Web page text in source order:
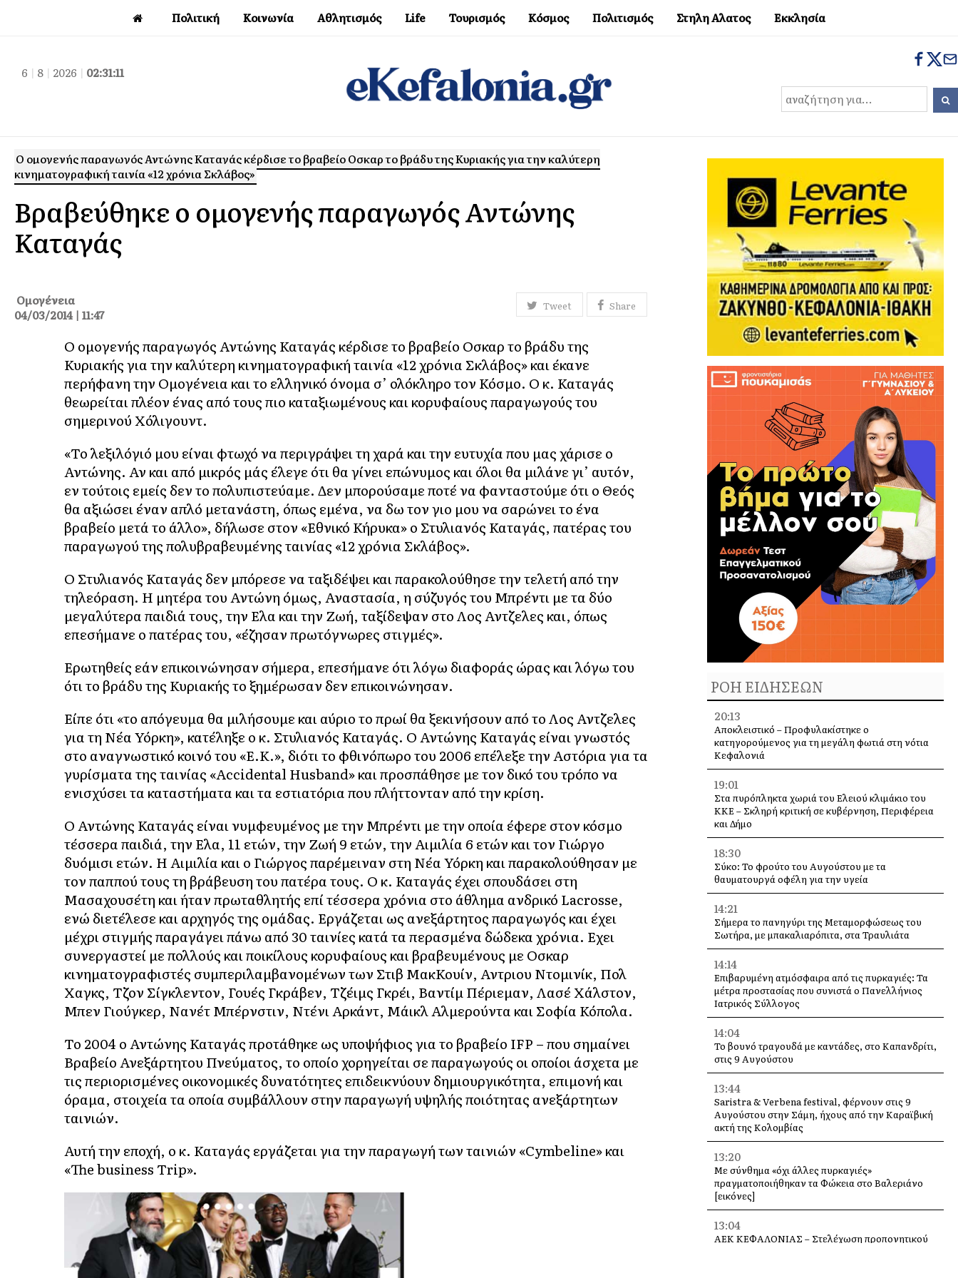
Πολιτική Κοινωνία Αθλητισμός Life Τουρισμός Κόσμος Πολιτισμός Στηλη Αλατος Εκκλησία
6 | 8 | 2026 | 02:31:12
Ο ομογενής παραγωγός Αντώνης Καταγάς κέρδισε το βραβείο Οσκαρ το βράδυ της Κυριακής για την καλύτερη
κινηματογραφική ταινία «12 χρόνια Σκλάβος»
Βραβεύθηκε ο ομογενής παραγωγός Αντώνης
Καταγάς
Tweet Share
Ομογένεια
04/03/2014 | 11:47
Ο ομογενής παραγωγός Αντώνης Καταγάς κέρδισε το βραβείο Οσκαρ το βράδυ της
Κυριακής για την καλύτερη κινηματογραφική ταινία «12 χρόνια Σκλάβος» και έκανε
περήφανη την Ομογένεια και το ελληνικό όνομα σ’ ολόκληρο τον Κόσμο. Ο κ. Καταγάς
θεωρείται πλέον ένας από τους πιο καταξιωμένους και κορυφαίους παραγωγούς του
σημερινού Χόλιγουντ.
«Το λεξιλόγιό μου είναι φτωχό να περιγράψει τη χαρά και την ευτυχία που μας χάρισε ο
Αντώνης. Αν και από μικρός μάς έλεγε ότι θα γίνει επώνυμος και όλοι θα μιλάνε γι’ αυτόν,
εν τούτοις εμείς δεν το πολυπιστεύαμε. Δεν μπορούσαμε ποτέ να φανταστούμε ότι ο Θεός
θα αξιώσει έναν απλό μετανάστη, όπως εμένα, να δω τον γιο μου να σαρώνει το ένα
βραβείο μετά το άλλο», δήλωσε στον «Εθνικό Κήρυκα» ο Στυλιανός Καταγάς, πατέρας του
παραγωγού της πολυβραβευμένης ταινίας «12 χρόνια Σκλάβος».
Ο Στυλιανός Καταγάς δεν μπόρεσε να ταξιδέψει και παρακολούθησε την τελετή από την
τηλεόραση. Η μητέρα του Αντώνη όμως, Αναστασία, η σύζυγός του Μπρέντι με τα δύο
μεγαλύτερα παιδιά τους, την Ελα και την Ζωή, ταξίδεψαν στο Λος Αντζελες και, όπως
επεσήμανε ο πατέρας του, «έζησαν πρωτόγνωρες στιγμές».
Ερωτηθείς εάν επικοινώνησαν σήμερα, επεσήμανε ότι λόγω διαφοράς ώρας και λόγω του
ότι το βράδυ της Κυριακής το ξημέρωσαν δεν επικοινώνησαν.
Είπε ότι «το απόγευμα θα μιλήσουμε και αύριο το πρωί θα ξεκινήσουν από το Λος Αντζελες
για τη Νέα Υόρκη», κατέληξε ο κ. Στυλιανός Καταγάς. Ο Αντώνης Καταγάς είναι γνωστός
στο αναγνωστικό κοινό του «Ε.Κ.», διότι το φθινόπωρο του 2006 επέλεξε την Αστόρια για τα
γυρίσματα της ταινίας «Accidental Husband» και προσπάθησε με τον δικό του τρόπο να
ενισχύσει τα καταστήματα και τα εστιατόρια που πλήττονταν από την κρίση.
Ο Αντώνης Καταγάς είναι νυμφευμένος με την Μπρέντι με την οποία έφερε στον κόσμο
τέσσερα παιδιά, την Ελα, 11 ετών, την Ζωή 9 ετών, την Αιμιλία 6 ετών και τον Γιώργο
δυόμισι ετών. Η Αιμιλία και ο Γιώργος παρέμειναν στη Νέα Υόρκη και παρακολούθησαν με
τον παππού τους τη βράβευση του πατέρα τους. Ο κ. Καταγάς έχει σπουδάσει στη
Μασαχουσέτη και ήταν πρωταθλητής επί τέσσερα χρόνια στο άθλημα ανδρικό Lacrosse,
ενώ διετέλεσε και αρχηγός της ομάδας. Εργάζεται ως ανεξάρτητος παραγωγός και έχει
μέχρι στιγμής παραγάγει πάνω από 30 ταινίες κατά τα περασμένα δώδεκα χρόνια. Εχει
συνεργαστεί με πολλούς και ποικίλους κορυφαίους και βραβευμένους με Οσκαρ
κινηματογραφιστές συμπεριλαμβανομένων των Στιβ ΜακΚουίν, Αντριου Ντομινίκ, Πολ
Χαγκς, Τζον Σίγκλεντον, Γουές Γκράβεν, Τζέιμς Γκρέι, Βαντίμ Πέριεμαν, Λασέ Χάλστον,
Μπεν Γιούγκερ, Νανέτ Μπέρνστιν, Ντένι Αρκάντ, Μάικλ Αλμερούντα και Σοφία Κόπολα.
Το 2004 ο Αντώνης Καταγάς προτάθηκε ως υποψήφιος για το βραβείο IFP – που σημαίνει
Βραβείο Ανεξάρτητου Πνεύματος, το οποίο χορηγείται σε παραγωγούς οι οποίοι άσχετα με
τις περιορισμένες οικονομικές δυνατότητες επιδεικνύουν δημιουργικότητα, επιμονή και
όραμα, στοιχεία τα οποία συμβάλλουν στην παραγωγή υψηλής ποιότητας ανεξάρτητων
ταινιών.
Αυτή την εποχή, ο κ. Καταγάς εργάζεται για την παραγωγή των ταινιών «Cymbeline» και
«The business Trip».
ΡΟΗ ΕΙΔΗΣΕΩΝ
20:13
Αποκλειστικό – Προφυλακίστηκε ο
κατηγορούμενος για τη μεγάλη φωτιά στη νότια
Κεφαλονιά
19:01
Στα πυρόπληκτα χωριά του Ελειού κλιμάκιο του
ΚΚΕ – Σκληρή κριτική σε κυβέρνηση, Περιφέρεια
και Δήμο
18:30
Σύκο: Το φρούτο του Αυγούστου με τα
θαυματουργά οφέλη για την υγεία
14:21
Σήμερα το πανηγύρι της Μεταμορφώσεως του
Σωτήρα, με μπακαλιαρόπιτα, στα Τραυλιάτα
14:14
Επιβαρυμένη ατμόσφαιρα από τις πυρκαγιές: Τα
μέτρα προστασίας που συνιστά ο Πανελλήνιος
Ιατρικός Σύλλογος
14:04
Το βουνό τραγουδά με καντάδες, στο Καπανδρίτι,
στις 9 Αυγούστου
13:44
Saristra & Verbena festival, φέρνουν στις 9
Αυγούστου στην Σάμη, ήχους από την Καραϊβική
ακτή της Κολομβίας
13:20
Με σύνθημα «όχι άλλες πυρκαγιές»
πραγματοποιήθηκαν τα Φώκεια στο Βαλεριάνο
[εικόνες]
13:04
ΑΕΚ ΚΕΦΑΛΟΝΙΑΣ – Στελέχωση προπονητικού